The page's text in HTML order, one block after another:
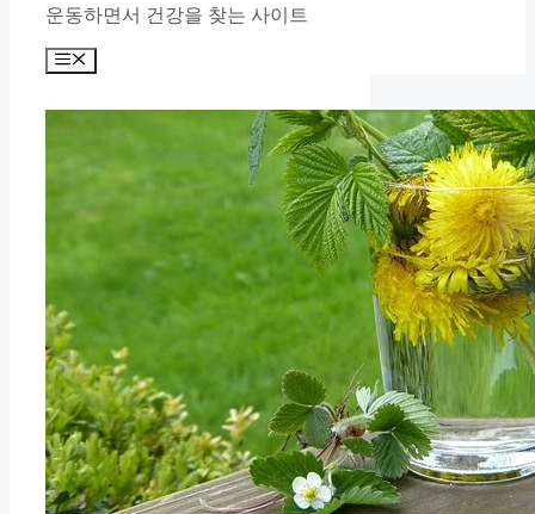
운동하면서 건강을 찾는 사이트
Menu